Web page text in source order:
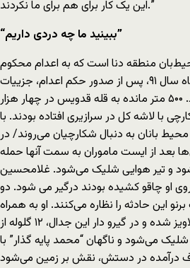
این یک کار برای هم برای ما نکردند.”
“ببینید ما چه دردی داریم”
منطقه دنا است که به اعدام محکوم
شده. روزنامه شرق بهمن ماه سال ۹۱، پس از صدور حکم اعدام، جزییات
درگیری رخ داده را منتشر کرد. ۵۰۰ متر مانده به قله قدویس در چهار هزار
شکارچی با لاشه کل در سرازیری افتاده بودند. با
بانان به دنبال شکارچیان می‌روند/ در
بعد از ایست ماموران به سمت آنها حمله
و تیر هوایی شلیک می‌شود. غلامحسین
او چاقو کشیده بودند درگیر می شود. دو
این حادثه را نظاره می‌کنند. او به همراه
همکارانش با شکارچیان گلاویز شده و در گیرو دار این جدال، ۱۲ گلوله از
می‌شود و ناگهان “محمد پایه گذار” با